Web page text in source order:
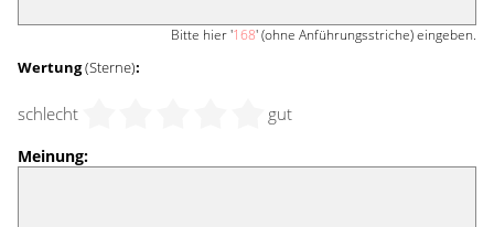
Bitte hier '168' (ohne Anführungsstriche) eingeben.
Wertung(Sterne):
schlecht gut
Meinung: